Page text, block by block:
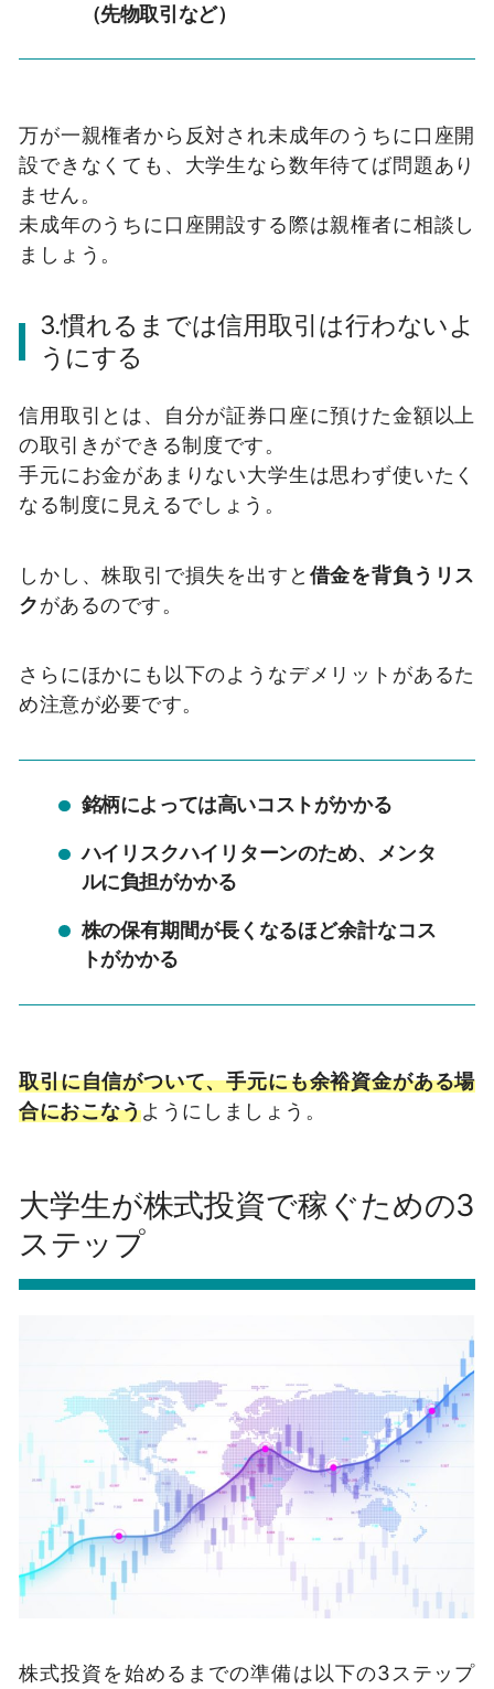
（先物取引など）
万が一親権者から反対され未成年のうちに口座開
設できなくても、大学生なら数年待てば問題あり
ません。
未成年のうちに口座開設する際は親権者に相談し
ましょう。
3.慣れるまでは信用取引は行わないよ
うにする
信用取引とは、自分が証券口座に預けた金額以上
の取引きができる制度です。
手元にお金があまりない大学生は思わず使いたく
なる制度に見えるでしょう。
しかし、株取引で損失を出すと 借金を背負うリス
クがあるのです。
さらにほかにも以下のようなデメリットがあるた
め注意が必要です。
銘柄によっては高いコストがかかる
ハイリスクハイリターンのため、メンタ
ルに負担がかかる
株の保有期間が長くなるほど余計なコス
トがかかる
取引に自信がついて、手元にも余裕資金がある場
合におこなうようにしましょう。
大学生が株式投資で稼ぐための3
ステップ
株式投資を始めるまでの準備は以下の3ステップ